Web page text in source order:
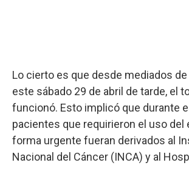
Lo cierto es que desde mediados
este sábado 29 de abril de tarde, el
funcionó. Esto implicó que durante
pacientes que requirieron el uso del
forma urgente fueran derivados al
Nacional del Cáncer (INCA) y al